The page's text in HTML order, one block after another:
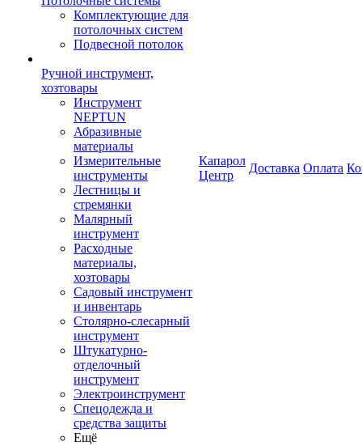
Комплектующие для
потолочных систем
Подвесной потолок
Ручной инструмент,
хозтовары
Инструмент
NEPTUN
Абразивные
материалы
Измерительные
инструменты
Лестницы и
стремянки
Малярный
инструмент
Расходные
материалы,
хозтовары
Садовый инструмент
и инвентарь
Столярно-слесарный
инструмент
Штукатурно-
отделочный
инструмент
Электроинструмент
Спецодежда и
средства защиты
Ещё
Капарол
Центр
Доставка Оплата